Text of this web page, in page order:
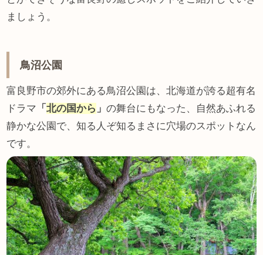
ましょう。
鳥沼公園
富良野市の郊外にある鳥沼公園は、北海道が誇る超有名
ドラマ 「北の国から 」の舞台にもなった、自然あふれる
静かな公園で、知る人ぞ知るまさに穴場のスポットなん
です。